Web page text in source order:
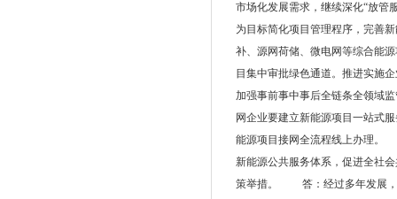
市场化发展需求，继续深化“放
为目标简化项目管理程序，完善
补、源网荷储、微电网等综合能
目集中审批绿色通道。推进实施
加强事前事中事后全链条全领域
网企业要建立新能源项目一站式
能源项目接网全流程线上办理。
新能源公共服务体系，促进全社
策举措。 答：经过多年发展，